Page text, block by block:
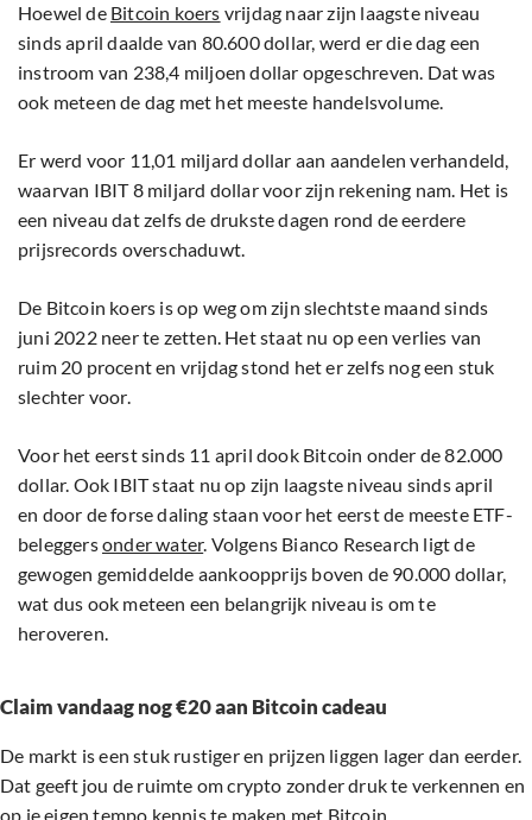
Hoewel de Bitcoin koers vrijdag naar zijn laagste niveau
sinds april daalde van 80.600 dollar, werd er die dag een
instroom van 238,4 miljoen dollar opgeschreven. Dat was
ook meteen de dag met het meeste handelsvolume.
Er werd voor 11,01 miljard dollar aan aandelen verhandeld,
waarvan IBIT 8 miljard dollar voor zijn rekening nam. Het is
een niveau dat zelfs de drukste dagen rond de eerdere
prijsrecords overschaduwt.
De Bitcoin koers is op weg om zijn slechtste maand sinds
juni 2022 neer te zetten. Het staat nu op een verlies van
ruim 20 procent en vrijdag stond het er zelfs nog een stuk
slechter voor.
Voor het eerst sinds 11 april dook Bitcoin onder de 82.000
dollar. Ook IBIT staat nu op zijn laagste niveau sinds april
en door de forse daling staan voor het eerst de meeste ETF-
beleggersonder water. Volgens Bianco Research ligt de
gewogen gemiddelde aankoopprijs boven de 90.000 dollar,
wat dus ook meteen een belangrijk niveau is om te
heroveren.
Claim vandaag nog €20 aan Bitcoin cadeau
De markt is een stuk rustiger en prijzen liggen lager dan eerder.
Dat geeft jou de ruimte om crypto zonder druk te verkennen en
op je eigen tempo kennis te maken met Bitcoin.